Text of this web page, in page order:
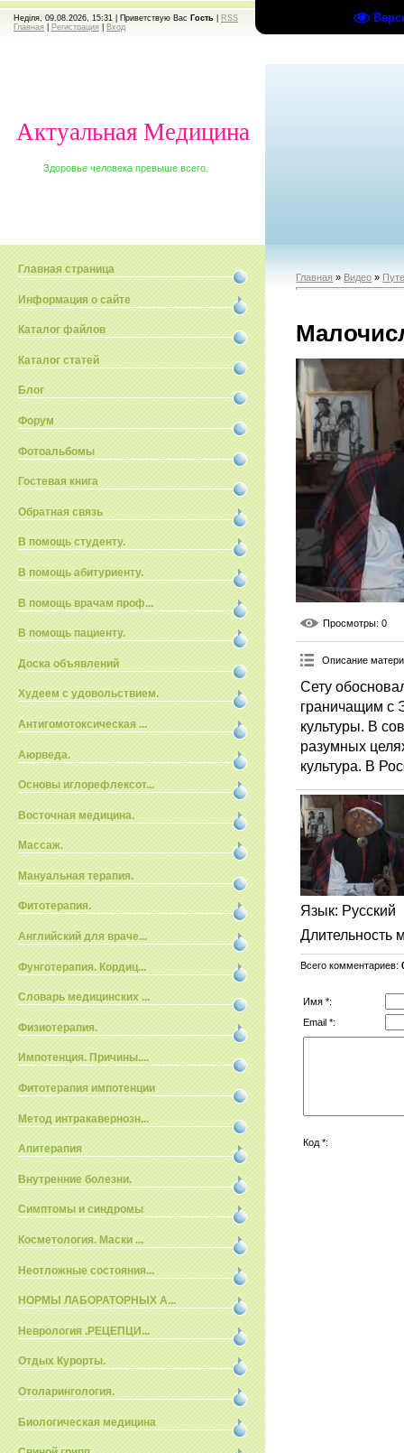
Неділя, 09.08.2026, 15:31 | Приветствую Вас Гость
RSS
Главная
Регистрация Вход
Актуальная Медицина
Здоровье человека превыше всего.
Главная страница
Информация о сайте
Каталог файлов
Каталог статей
Блог
Форум
Фотоальбомы
Гостевая книга
Обратная связь
В помощь студенту.
В помощь абитуриенту.
В помощь врачам проф...
В помощь пациенту.
Доска объявлений
Худеем с удовольствием.
Антигомотоксическая ...
Аюрведа.
Основы иглорефлексот...
Восточная медицина.
Массаж.
Мануальная терапия.
Фитотерапия.
Английский для враче...
Фунготерапия. Кордиц...
Словарь медицинских ...
Физиотерапия.
Импотенция. Причины....
Фитотерапия импотенции
Метод интракавернозн...
Апитерапия
Внутренние болезни.
Симптомы и синдромы
Косметология. Маски ...
Неотложные состояния...
НОРМЫ ЛАБОРАТОРНЫХ А...
Неврология .РЕЦЕПЦИ...
Отдых Курорты.
Отоларингология.
Биологическая медицина
Главная » Видео »
Просмотры: 0
Описание
Сету
граничащим с
культуры. В
разумных
культура. В
Язык: Русский
Длительность
Всего комментариев:
Имя *:
Email *:
Код *: